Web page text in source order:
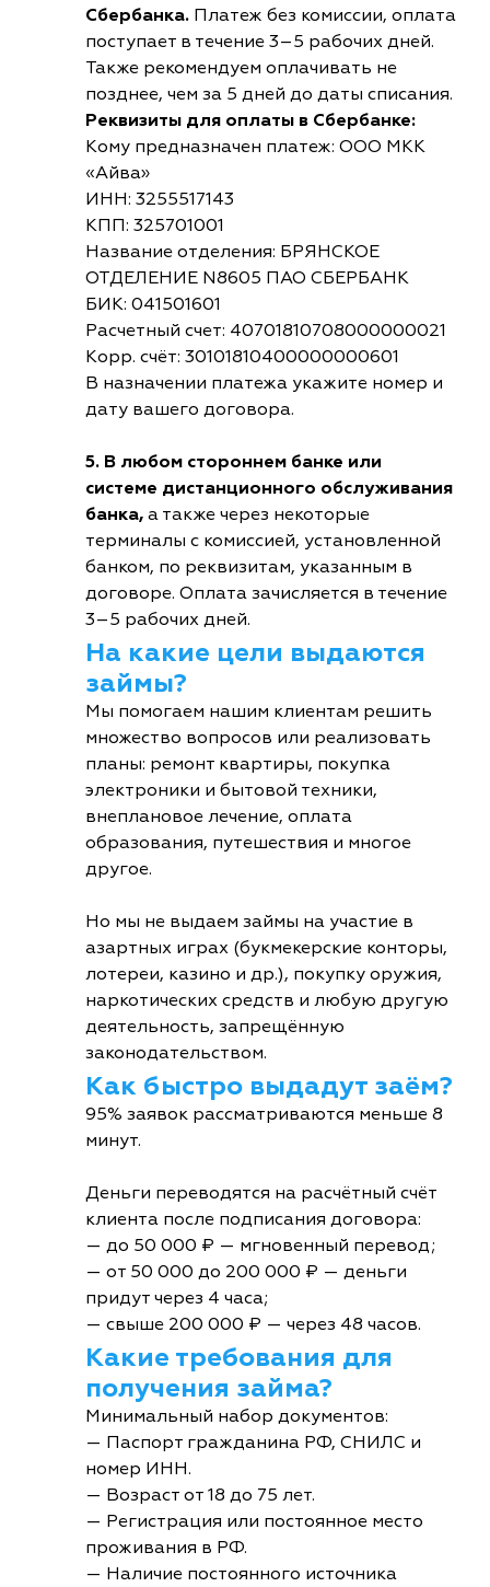
Сбербанка. Платеж без комиссии, оплата
поступает в течение 3–5 рабочих дней.
Также рекомендуем оплачивать не
позднее, чем за 5 дней до даты списания.
Реквизиты для оплаты в Сбербанке:
Кому предназначен платеж: ООО МКК
«Айва»
ИНН: 3255517143
КПП: 325701001
Название отделения: БРЯНСКОЕ
ОТДЕЛЕНИЕ N8605 ПАО СБЕРБАНК
БИК: 041501601
Расчетный счет: 40701810708000000021
Корр. счёт: 30101810400000000601
В назначении платежа укажите номер и
дату вашего договора.
5. В любом стороннем банке или
системе дистанционного обслуживания
банка, а также через некоторые
терминалы с комиссией, установленной
банком, по реквизитам, указанным в
договоре. Оплата зачисляется в течение
3–5 рабочих дней.
На какие цели выдаются
займы?
Мы помогаем нашим клиентам решить
множество вопросов или реализовать
планы: ремонт квартиры, покупка
электроники и бытовой техники,
внеплановое лечение, оплата
образования, путешествия и многое
другое.
Но мы не выдаем займы на участие в
азартных играх (букмекерские конторы,
лотереи, казино и др.), покупку оружия,
наркотических средств и любую другую
деятельность, запрещённую
законодательством.
Как быстро выдадут заём?
95% заявок рассматриваются меньше 8
минут.
Деньги переводятся на расчётный счёт
клиента после подписания договора:
— до 50 000 ₽ — мгновенный перевод;
— от 50 000 до 200 000 ₽ — деньги
придут через 4 часа;
— свыше 200 000 ₽ — через 48 часов.
Какие требования для
получения займа?
Минимальный набор документов:
— Паспорт гражданина РФ, СНИЛС и
номер ИНН.
— Возраст от 18 до 75 лет.
— Регистрация или постоянное место
проживания в РФ.
— Наличие постоянного источника